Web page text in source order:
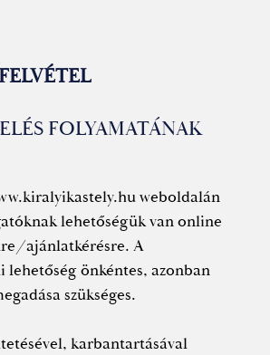
FOLYAMATÁNAK
weboldalán
lehetőségük van online
ajánlatkérésre. A
lehetőség önkéntes, azonban
szükséges.
karbantartásával